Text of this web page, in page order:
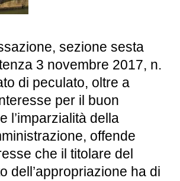
sezione sesta
3 novembre 2017, n.
di peculato, oltre a
per il buon
l’imparzialità della
offende
che il titolare del
dell’appropriazione ha di